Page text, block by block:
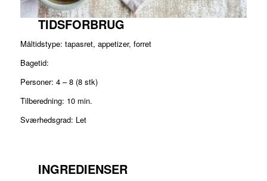
TIDSFORBRUG
Måltidstype: tapasret, appetizer, forret
Bagetid:
Personer: 4 – 8 (8 stk)
Tilberedning: 10 min.
Sværhedsgrad: Let
INGREDIENSER